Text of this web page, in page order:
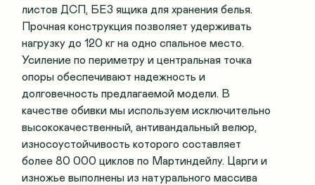
листов ДСП, БЕЗ ящика для хранения белья.
Прочная конструкция позволяет удерживать
нагрузку до 120 кг на одно спальное место.
Усиление по периметру и центральная точка
опоры обеспечивают надежность и
долговечность предлагаемой модели. В
качестве обивки мы используем исключительно
высококачественный, антивандальный велюр,
износоустойчивость которого составляет
более 80 000 циклов по Мартиндейлу. Царги и
изножье выполнены из натурального массива